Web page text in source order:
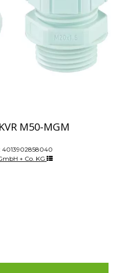
M50-MGM
4013902858040
+ Co. KG